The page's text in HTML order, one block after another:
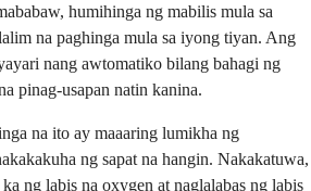
humihinga ng mabilis mula sa
na paghinga mula sa iyong tiyan. Ang
nang awtomatiko bilang bahagi ng
pinag-usapan natin kanina.
na ito ay maaaring lumikha ng
ng sapat na hangin. Nakakatuwa,
ng labis na oxygen at naglalabas ng labis